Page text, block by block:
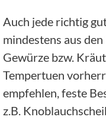
Auch jede richtig
mindestens aus
Gewürze bzw.
Tempertuen
empfehlen, feste
z.B.